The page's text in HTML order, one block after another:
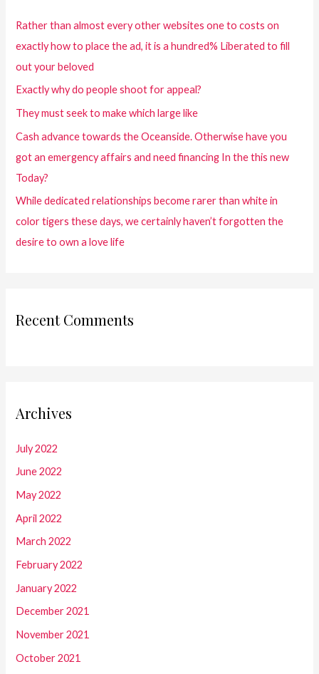
Rather than almost every other websites one to costs on
exactly how to place the ad, it is a hundred% Liberated to fill
out your beloved
Exactly why do people shoot for appeal?
They must seek to make which large like
Cash advance towards the Oceanside. Otherwise have you
got an emergency affairs and need financing In the this new
Today?
While dedicated relationships become rarer than white in
color tigers these days, we certainly haven’t forgotten the
desire to own a love life
Recent Comments
Archives
July 2022
June 2022
May 2022
April 2022
March 2022
February 2022
January 2022
December 2021
November 2021
October 2021